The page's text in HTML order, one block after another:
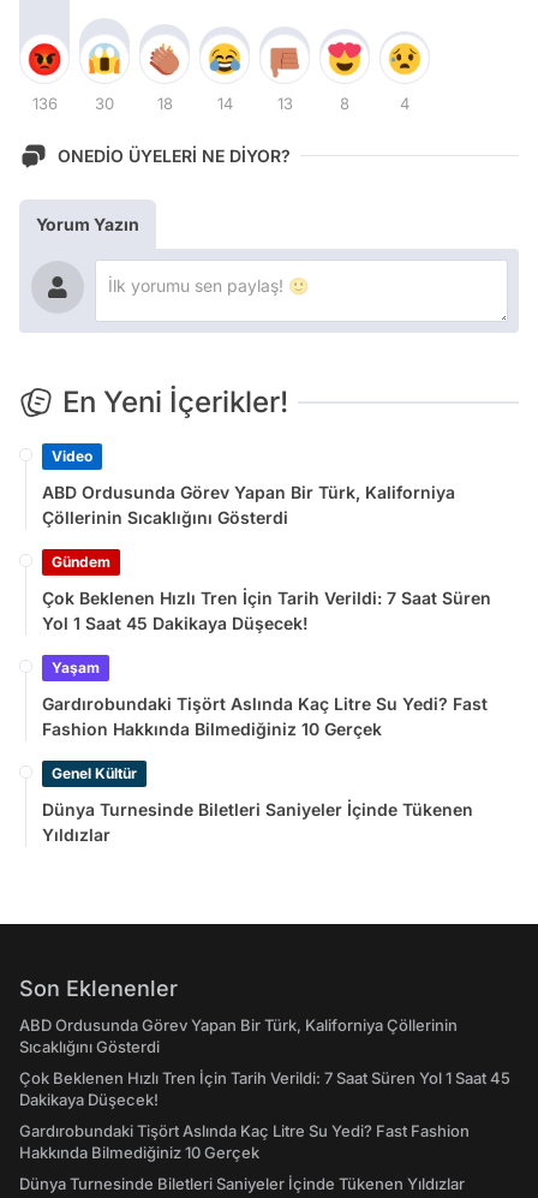
136 30 18 14 13 8 4
ONEDİO ÜYELERİ NE DİYOR?
Yorum Yazın
En Yeni İçerikler!
Video
ABD Ordusunda Görev Yapan Bir Türk, Kaliforniya
Çöllerinin Sıcaklığını Gösterdi
Gündem
Çok Beklenen Hızlı Tren İçin Tarih Verildi: 7 Saat Süren
Yol 1 Saat 45 Dakikaya Düşecek!
Yaşam
Gardırobundaki Tişört Aslında Kaç Litre Su Yedi? Fast
Fashion Hakkında Bilmediğiniz 10 Gerçek
Genel Kültür
Dünya Turnesinde Biletleri Saniyeler İçinde Tükenen
Yıldızlar
Son Eklenenler
ABD Ordusunda Görev Yapan Bir Türk, Kaliforniya Çöllerinin
Sıcaklığını Gösterdi
Çok Beklenen Hızlı Tren İçin Tarih Verildi: 7 Saat Süren Yol 1 Saat 45
Dakikaya Düşecek!
Gardırobundaki Tişört Aslında Kaç Litre Su Yedi? Fast Fashion
Hakkında Bilmediğiniz 10 Gerçek
Dünya Turnesinde Biletleri Saniyeler İçinde Tükenen Yıldızlar